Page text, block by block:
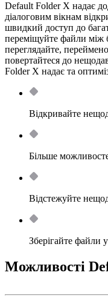
Default Folder X надає
діалоговим вікнам
швидкий доступ до
переміщуйте файли
переглядайте,
повертайтеся до
Folder X надає та
Відкривайте
Більше
Відстежуйте
Зберігайте файли
Можливості